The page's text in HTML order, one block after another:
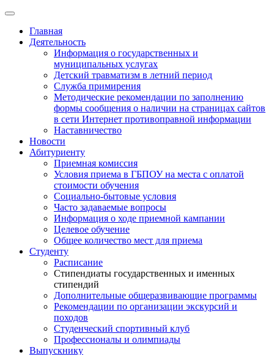
Главная
Деятельность
Информация о государственных и
муниципальных услугах
Детский травматизм в летний период
Служба примирения
Методические рекомендации по заполнению
формы сообщения о наличии на страницах сайтов
в сети Интернет противоправной информации
Наставничество
Новости
Абитуриенту
Приемная комиссия
Условия приема в ГБПОУ на места с оплатой
стоимости обучения
Социально-бытовые условия
Часто задаваемые вопросы
Информация о ходе приемной кампании
Целевое обучение
Общее количество мест для приема
Студенту
Расписание
Стипендиаты государственных и именных
стипендий
Дополнительные общеразвивающие программы
Рекомендации по организации экскурсий и
походов
Студенческий спортивный клуб
Профессионалы и олимпиады
Выпускнику